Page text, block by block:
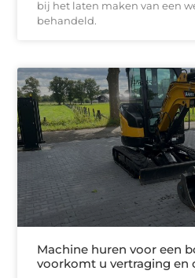
bij het laten maken van een
behandeld.
Machine huren voor een
voorkomt u vertraging en